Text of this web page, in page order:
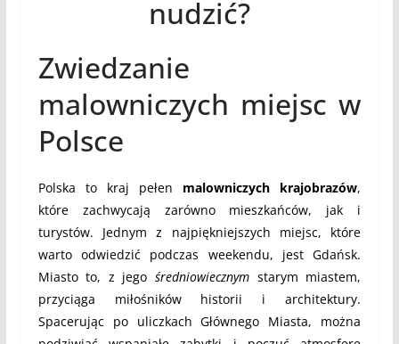
nudzić?
Zwiedzanie
malowniczych miejsc w
Polsce
Polska to kraj pełen malowniczych krajobrazów,
które zachwycają zarówno mieszkańców, jak i
turystów. Jednym z najpiękniejszych miejsc, które
warto odwiedzić podczas weekendu, jest Gdańsk.
Miasto to, z jegośredniowiecznym starym miastem,
przyciąga miłośników historii i architektury.
Spacerując po uliczkach Głównego Miasta, można